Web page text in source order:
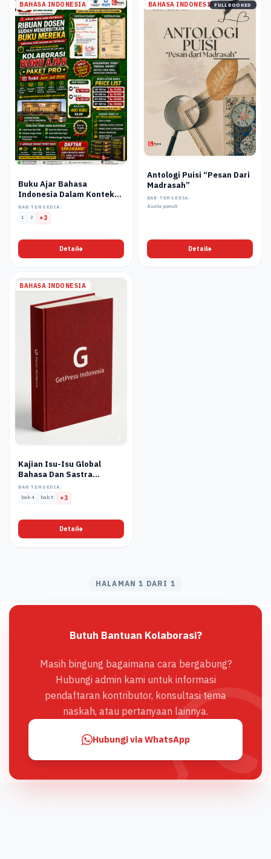
BAHASA INDONESIA
Buku Ajar Bahasa
Indonesia Dalam Konteks
Profesional
BAB TERSEDIA:
1
2 +3
Detail
BAHASA INDONESIAFULL BOOKED
Antologi Puisi “Pesan Dari
Madrasah”
BAB TERSEDIA:
Kuota penuh
Detail
BAHASA INDONESIA
Kajian Isu-Isu Global
Bahasa Dan Sastra
Indonesia
BAB TERSEDIA:
bab 4
bab 5 +3
Detail
HALAMAN 1 DARI 1
Butuh Bantuan Kolaborasi?
Masih bingung bagaimana cara bergabung?
Hubungi admin kami untuk informasi
pendaftaran kontributor, konsultasi tema
naskah, atau pertanyaan lainnya.
Hubungi via WhatsApp